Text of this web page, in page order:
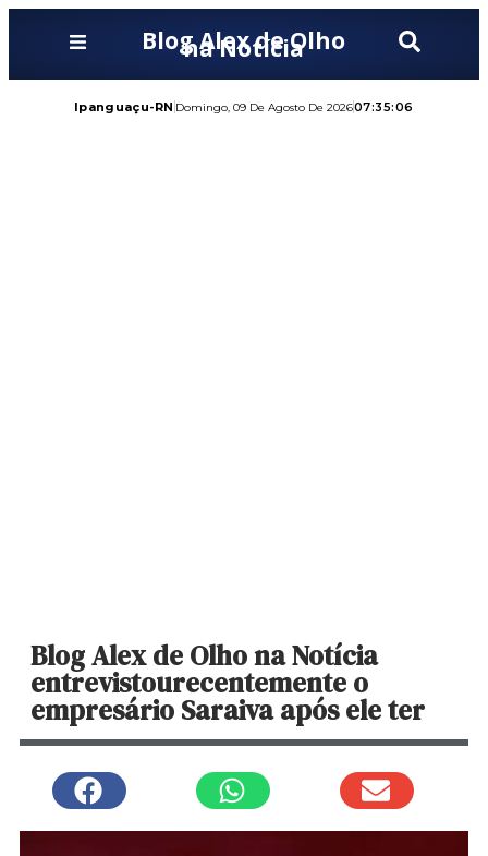
Blog Alex de Olho
na Notícia
Ipanguaçu-RN Domingo, 09 De Agosto De 202607:35:07
Blog Alex de Olho na Notícia
entrevistourecentemente o
empresário Saraiva após ele ter